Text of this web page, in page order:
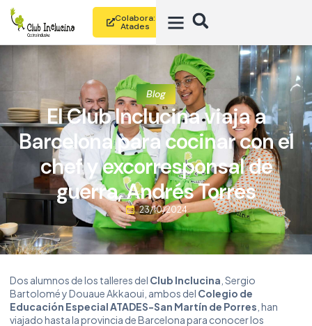
Colabora:
Atades
Blog
El Club Inclucina viaja a
Barcelona para cocinar con el
chef y excorresponsal de
guerra, Andrés Torres
23/10/2024
Dos alumnos de los talleres del Club Inclucina , Sergio
Bartolomé y Douaue Akkaoui, ambos del Colegio de
Educación Especial ATADES-San Martín de Porres , han
viajado hasta la provincia de Barcelona para conocer los